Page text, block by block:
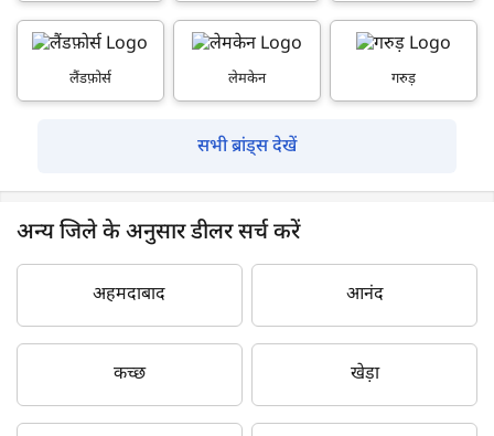
लैंडफ़ोर्स लेमकेन गरुड़
सभी ब्रांड्स देखें
अन्य जिले के अनुसार डीलर सर्च करें
अहमदाबाद आनंद
कच्छ खेड़ा